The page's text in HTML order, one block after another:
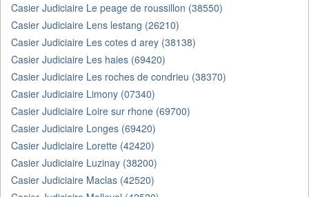
Casier Judiciaire Le peage de roussillon (38550)
Casier Judiciaire Lens lestang (26210)
Casier Judiciaire Les cotes d arey (38138)
Casier Judiciaire Les haies (69420)
Casier Judiciaire Les roches de condrieu (38370)
Casier Judiciaire Limony (07340)
Casier Judiciaire Loire sur rhone (69700)
Casier Judiciaire Longes (69420)
Casier Judiciaire Lorette (42420)
Casier Judiciaire Luzinay (38200)
Casier Judiciaire Maclas (42520)